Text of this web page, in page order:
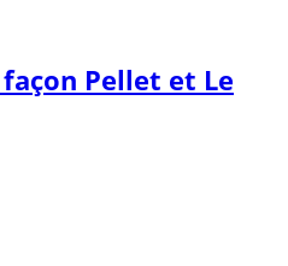
Pellet et Le